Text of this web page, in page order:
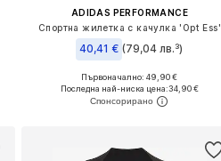
ADIDAS PERFORMANCE
Спортна жилетка с качулка 'Opt Ess'
40,41 € (79,04 лв.³)
Налични размери: XS, S, M, L, XL
Добави в кошницата
Първоначално: 49,90 €
Последна най-ниска цена:34,90 €